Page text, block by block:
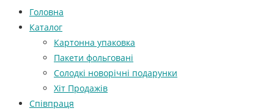
Головна
Каталог
Картонна упаковка
Пакети фольговані
Солодкі новорічні подарунки
Хіт Продажів
Співпраця